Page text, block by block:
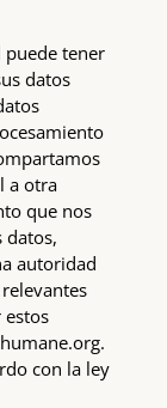
puede tener
datos
a otra
que nos
datos,
autoridad
estos
con la ley